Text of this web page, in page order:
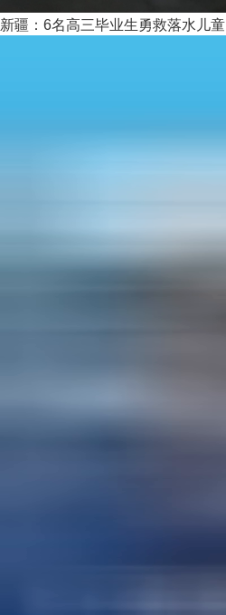
新疆：6名高三毕业生勇救落水儿童